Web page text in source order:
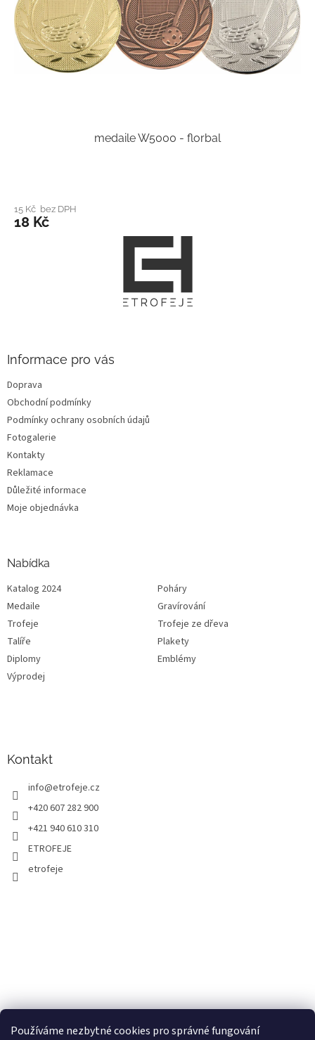
Používáme nezbytné cookies pro správné fungování
medaile W5000 - florbal
15 Kč bez DPH
18 Kč
Informace pro vás
Doprava
Obchodní podmínky
Podmínky ochrany osobních údajů
Fotogalerie
Kontakty
Reklamace
Důležité informace
Moje objednávka
Nabídka
Katalog 2024
Poháry
Medaile
Gravírování
Trofeje
Trofeje ze dřeva
Talíře
Plakety
Diplomy
Emblémy
Výprodej
Kontakt
info@etrofeje.cz
+420 607 282 900
+421 940 610 310
ETROFEJE
etrofeje